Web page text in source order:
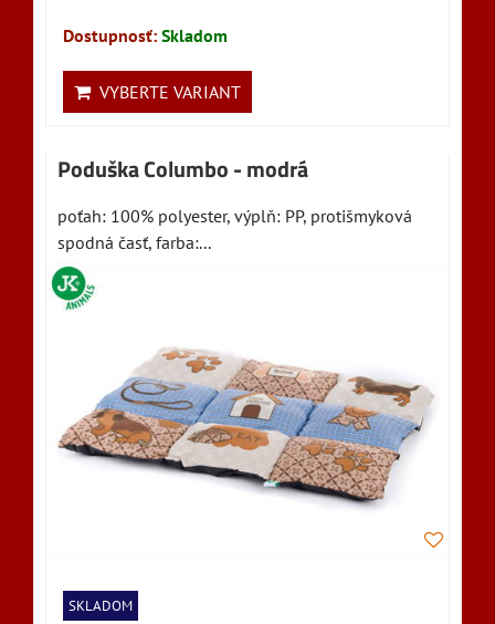
Dostupnosť: Skladom
VYBERTE VARIANT
Poduška Columbo - modrá
poťah: 100% polyester, výplň: PP, protišmyková
spodná časť, farba:...
SKLADOM